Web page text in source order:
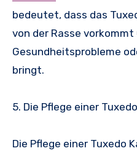
bedeutet, dass das
von der Rasse
Gesundheitsprobleme
bringt.
5. Die Pflege einer
Die Pflege einer Tuxedo